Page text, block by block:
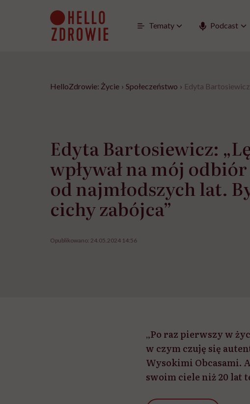
Tematy Podcast
HelloZdrowie: Życie › Społeczeństwo › Edyta
Edyta Bartosiewicz:
wpływał na mój
od najmłodszych lat.
cichy zabójca”
Opublikowano: 24.05.2024 14:56
„Po raz pierwszy w
w czym czuję się
Wysokimi Obcasami.
swoim ciele niż 20 lat